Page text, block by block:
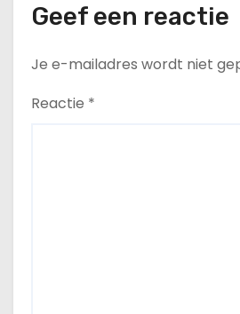
Geef een reactie
Je e-mailadres wordt niet
Reactie *